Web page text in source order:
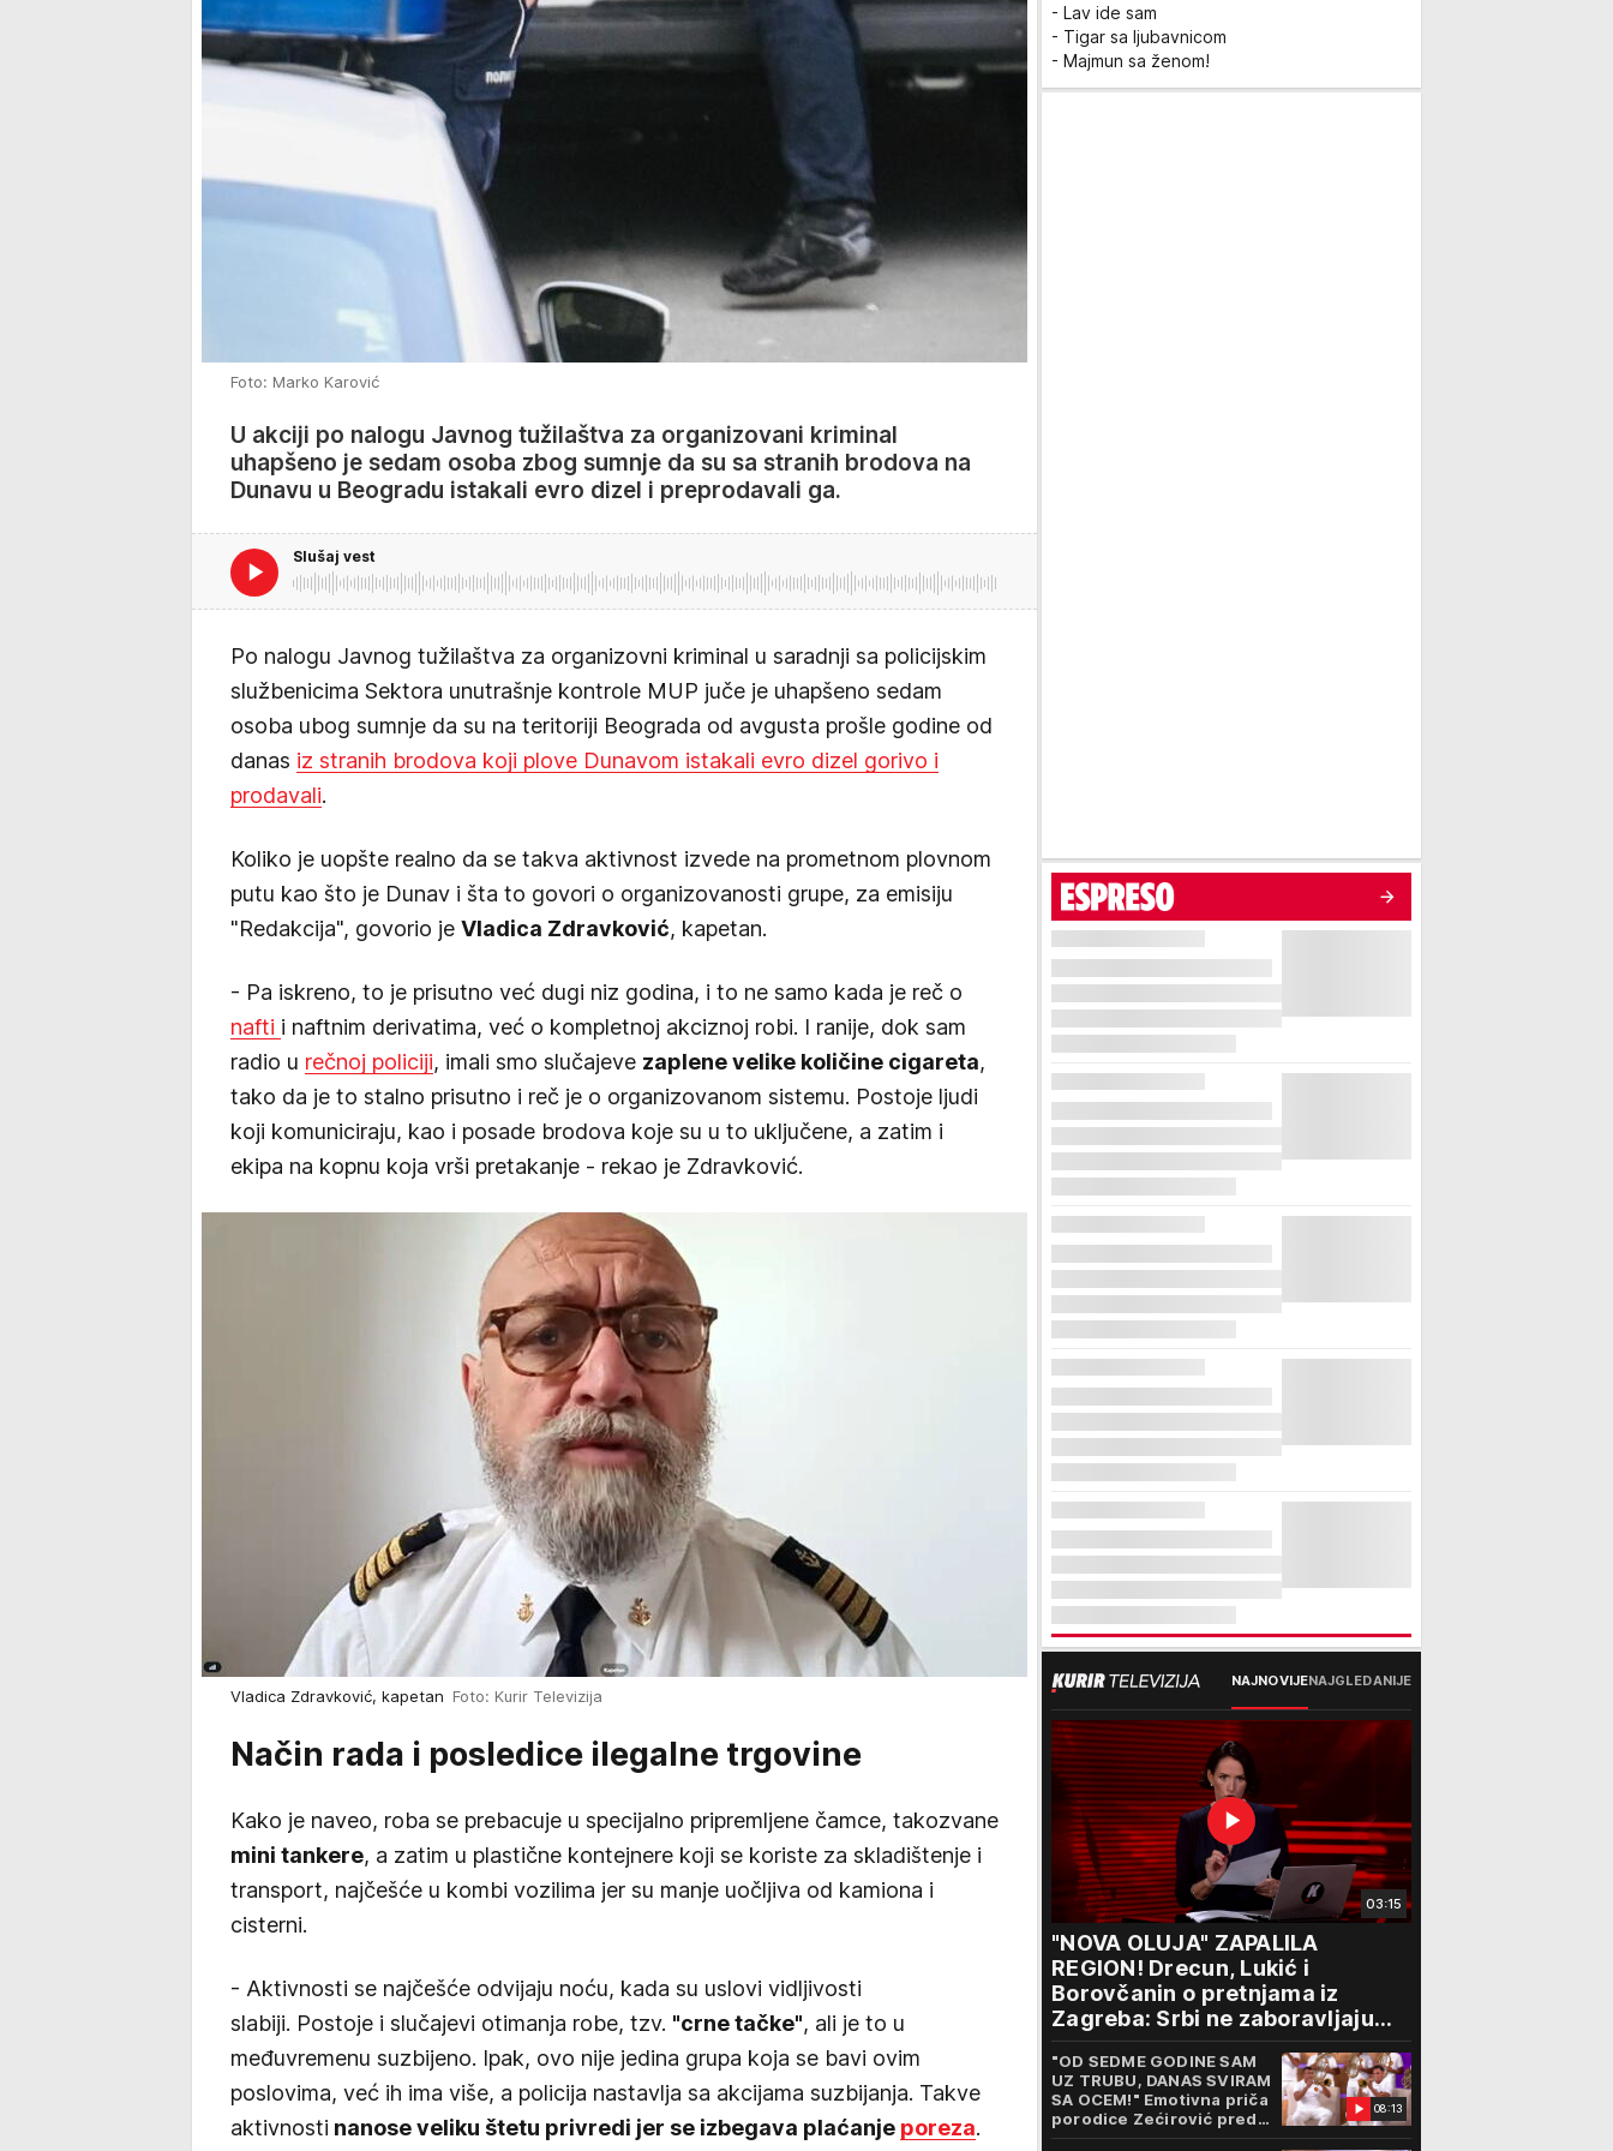
Foto: Marko Karović
U akciji po nalogu Javnog tužilaštva za organizovani kriminal
uhapšeno je sedam osoba zbog sumnje da su sa stranih brodova na
Dunavu u Beogradu istakali evro dizel i preprodavali ga.
Slušaj vest
Po nalogu Javnog tužilaštva za organizovni kriminal u saradnji sa policijskim
službenicima Sektora unutrašnje kontrole MUP juče je uhapšeno sedam
osoba ubog sumnje da su na teritoriji Beograda od avgusta prošle godine od
danas iz stranih brodova koji plove Dunavom istakali evro dizel gorivo i
prodavali.
Koliko je uopšte realno da se takva aktivnost izvede na prometnom plovnom
putu kao što je Dunav i šta to govori o organizovanosti grupe, za emisiju
"Redakcija", govorio je Vladica Zdravković, kapetan.
- Pa iskreno, to je prisutno već dugi niz godina, i to ne samo kada je reč o
nafti i naftnim derivatima, već o kompletnoj akciznoj robi. I ranije, dok sam
radio u rečnoj policiji, imali smo slučajeve zaplene velike količine cigareta,
tako da je to stalno prisutno i reč je o organizovanom sistemu. Postoje ljudi
koji komuniciraju, kao i posade brodova koje su u to uključene, a zatim i
ekipa na kopnu koja vrši pretakanje - rekao je Zdravković.
Vladica Zdravković, kapetan Foto: Kurir Televizija
Način rada i posledice ilegalne trgovine
Kako je naveo, roba se prebacuje u specijalno pripremljene čamce, takozvane
mini tankere, a zatim u plastične kontejnere koji se koriste za skladištenje i
transport, najčešće u kombi vozilima jer su manje uočljiva od kamiona i
cisterni.
- Aktivnosti se najčešće odvijaju noću, kada su uslovi vidljivosti
slabiji. Postoje i slučajevi otimanja robe, tzv. "crne tačke", ali je to u
međuvremenu suzbijeno. Ipak, ovo nije jedina grupa koja se bavi ovim
poslovima, već ih ima više, a policija nastavlja sa akcijama suzbijanja. Takve
aktivnosti nanose veliku štetu privredi jer se izbegava plaćanje poreza.
- Lav ide sam
- Tigar sa ljubavnicom
- Majmun sa ženom!
NAJNOVIJENAJGLEDANIJE
03:15
"NOVA OLUJA" ZAPALILA
REGION! Drecun, Lukić i
Borovčanin o pretnjama iz
Zagreba: Srbi ne zaboravljaju
progon
08:13
"OD SEDME GODINE SAM
UZ TRUBU, DANAS SVIRAM
SA OCEM!" Emotivna priča
porodice Zećirović pred
65. Sabor trubača u Guči